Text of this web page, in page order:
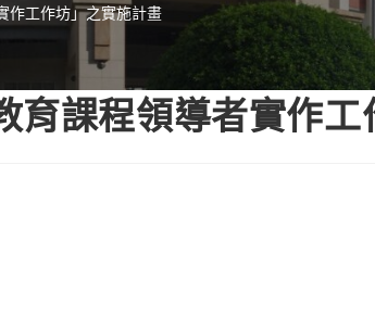
作工作坊」之實施計畫
育課程領導者實作